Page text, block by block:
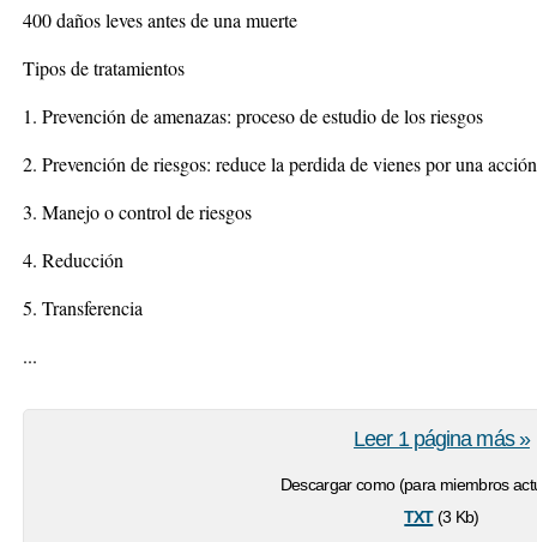
400 daños leves antes de una muerte
Tipos de tratamientos
1. Prevención de amenazas: proceso de estudio de los riesgos
2. Prevención de riesgos: reduce la perdida de vienes por una
3. Manejo o control de riesgos
4. Reducción
5. Transferencia
...
Descargar como (para miembros
txt(3 Kb)
Leer 1 página más »